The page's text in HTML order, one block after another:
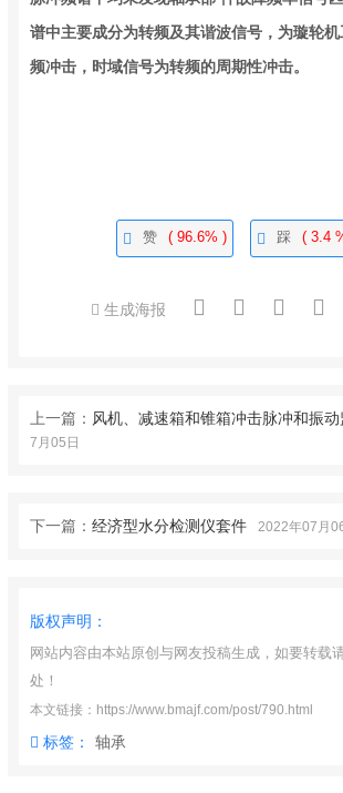
谱中主要成分为转频及其谐波信号，为璇轮
频冲击，时域信号为转频的周期性冲击。
赞 ( 96.6% ) 踩 ( 3.4
生成海报
上一篇： 风机、减速箱和锥箱冲击脉冲和振
7月05日
下一篇： 经济型水分检测仪套件 2022年07月
版权声明：
网站内容由本站原创与网友投稿生成，如要转载
处！
本文链接：https://www.bmajf.com/post/790.html
标签： 轴承